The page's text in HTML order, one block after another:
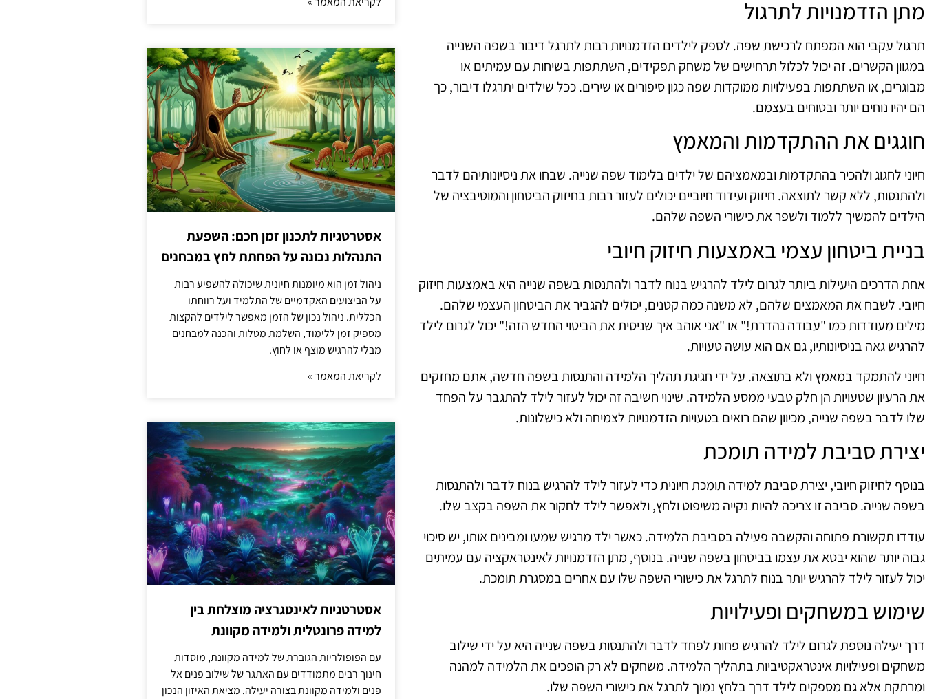
מתן הזדמנויות לתרגול
תרגול עקבי הוא המפתח לרכישת שפה. לספק לילדים הזדמנויות רבות לתרגל דיבור בשפה השנייה
במגוון הקשרים. זה יכול לכלול תרחישים של משחק תפקידים, השתתפות בשיחות עם עמיתים או
מבוגרים, או השתתפות בפעילויות ממוקדות שפה כגון סיפורים או שירים. ככל שילדים יתרגלו דיבור, כך
הם יהיו נוחים יותר ובטוחים בעצמם.
חוגגים את ההתקדמות והמאמץ
חיוני לחגוג ולהכיר בהתקדמות ובמאמציהם של ילדים בלימוד שפה שנייה. שבחו את ניסיונותיהם לדבר
ולהתנסות, ללא קשר לתוצאה. חיזוק ועידוד חיוביים יכולים לעזור רבות בחיזוק הביטחון והמוטיבציה של
הילדים להמשיך ללמוד ולשפר את כישורי השפה שלהם.
בניית ביטחון עצמי באמצעות חיזוק חיובי
אחת הדרכים היעילות ביותר לגרום לילד להרגיש בנוח לדבר ולהתנסות בשפה שנייה היא באמצעות חיזוק
חיובי. לשבח את המאמצים שלהם, לא משנה כמה קטנים, יכולים להגביר את הביטחון העצמי שלהם.
מילים מעודדות כמו "עבודה נהדרת!" או "אני אוהב איך שניסית את הביטוי החדש הזה!" יכול לגרום לילד
להרגיש גאה בניסיונותיו, גם אם הוא עושה טעויות.
חיוני להתמקד במאמץ ולא בתוצאה. על ידי חגיגת תהליך הלמידה והתנסות בשפה חדשה, אתם מחזקים
את הרעיון שטעויות הן חלק טבעי ממסע הלמידה. שינוי חשיבה זה יכול לעזור לילד להתגבר על הפחד
שלו לדבר בשפה שנייה, מכיוון שהם רואים בטעויות הזדמנויות לצמיחה ולא כישלונות.
יצירת סביבת למידה תומכת
בנוסף לחיזוק חיובי, יצירת סביבת למידה תומכת חיונית כדי לעזור לילד להרגיש בנוח לדבר ולהתנסות
בשפה שנייה. סביבה זו צריכה להיות נקייה משיפוט ולחץ, ולאפשר לילד לחקור את השפה בקצב שלו.
עודדו תקשורת פתוחה והקשבה פעילה בסביבת הלמידה. כאשר ילד מרגיש שמעו ומבינים אותו, יש סיכוי
גבוה יותר שהוא יבטא את עצמו בביטחון בשפה שנייה. בנוסף, מתן הזדמנויות לאינטראקציה עם עמיתים
יכול לעזור לילד להרגיש יותר בנוח לתרגל את כישורי השפה שלו עם אחרים במסגרת תומכת.
שימוש במשחקים ופעילויות
דרך יעילה נוספת לגרום לילד להרגיש פחות לפחד לדבר ולהתנסות בשפה שנייה היא על ידי שילוב
משחקים ופעילויות אינטראקטיביות בתהליך הלמידה. משחקים לא רק הופכים את הלמידה למהנה
ומרתקת אלא גם מספקים לילד דרך בלחץ נמוך לתרגל את כישורי השפה שלו.
אסטרטגיות לתכנון זמן חכם: השפעת
התנהלות נכונה על הפחתת לחץ במבחנים
ניהול זמן הוא מיומנות חיונית שיכולה להשפיע רבות
על הביצועים האקדמיים של התלמיד ועל רווחתו
הכללית. ניהול נכון של הזמן מאפשר לילדים להקצות
מספיק זמן ללימוד, השלמת מטלות והכנה למבחנים
מבלי להרגיש מוצף או לחוץ.
לקריאת המאמר »
אסטרטגיות לאינטגרציה מוצלחת בין
למידה פרונטלית ולמידה מקוונת
עם הפופולריות הגוברת של למידה מקוונת, מוסדות
חינוך רבים מתמודדים עם האתגר של שילוב פנים אל
פנים ולמידה מקוונת בצורה יעילה. מציאת האיזון הנכון